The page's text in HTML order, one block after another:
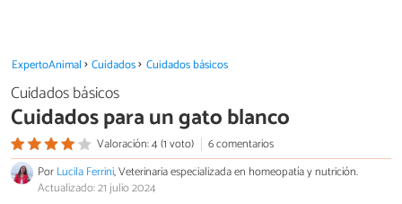
ExpertoAnimal Cuidados Cuidados básicos
Cuidados básicos
Cuidados para un gato blanco
Valoración: 4 (1 voto)
6 comentarios
PorLucila Ferrini, Veterinaria especializada en homeopatía y nutrición.
Actualizado: 21 julio 2024